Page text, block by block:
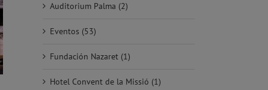
Auditorium Palma (2)
Eventos (53)
Fundación Nazaret (1)
Hotel Convent de la Missió (1)